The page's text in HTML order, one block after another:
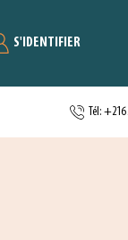
S'IDENTIFIER
Tél: +216